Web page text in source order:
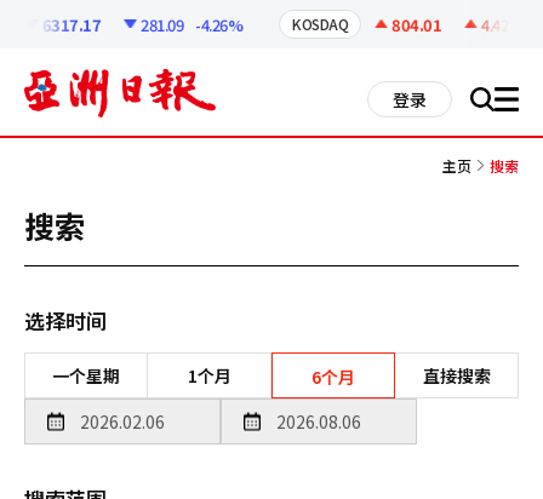
6317.17 281.09 -4.26% KOSDAQ 804.01 4.42
登录 搜 all
主页 搜索
搜索
选择时间
一个星期 1个月 6个月 直接搜索